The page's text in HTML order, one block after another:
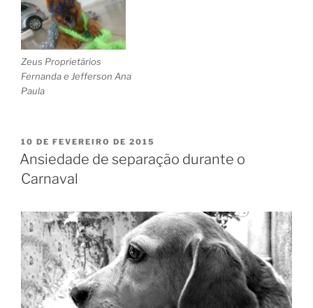
Zeus Proprietários
Fernanda e Jefferson‏ Ana
10 DE FEVEREIRO DE 2015
Ansiedade de separação durante o
Carnaval